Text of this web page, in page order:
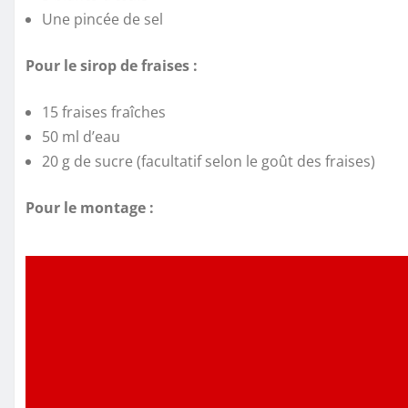
Une pincée de sel
Pour le sirop de fraises :
15 fraises fraîches
50 ml d’eau
20 g de sucre (facultatif selon le goût des fraises)
Pour le montage :